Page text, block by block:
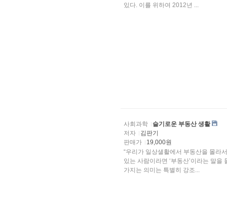
있다. 이를 위하여 2012년 ...
사회과학
슬기로운 부동산 생활
저자
김판기
판매가
19,000원
“우리가 일상샐활에서 부동산을 몰라
있는 사람이라면 ‘부동산’이라는 말
가지는 의미는 특별히 강조...